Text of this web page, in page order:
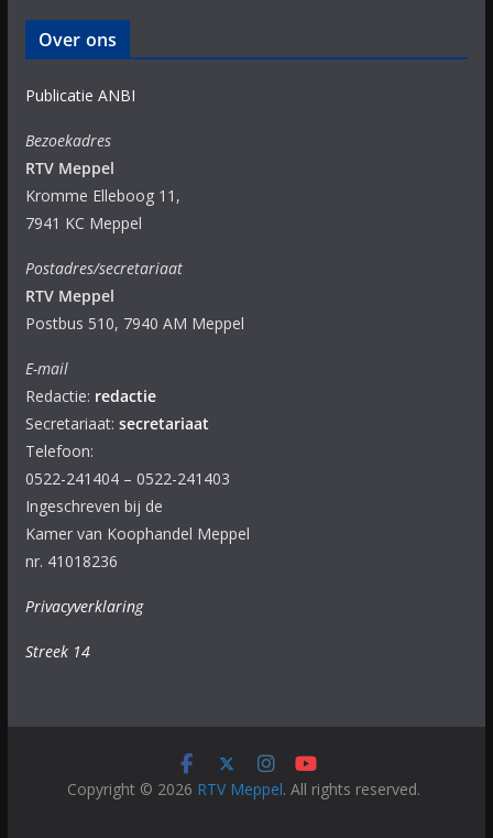
Over ons
Publicatie ANBI
Bezoekadres
RTV Meppel
Kromme Elleboog 11,
7941 KC Meppel
Postadres/secretariaat
RTV Meppel
Postbus 510, 7940 AM Meppel
E-mail
Redactie: redactie
Secretariaat: secretariaat
Telefoon:
0522-241404 – 0522-241403
Ingeschreven bij de
Kamer van Koophandel Meppel
nr. 41018236
Privacyverklaring
Streek 14
Copyright © 2026 RTV Meppel. All rights reserved.